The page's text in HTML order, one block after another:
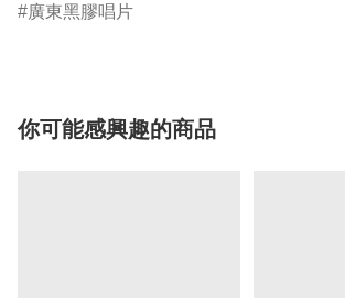
廣東黑膠唱片
你可能感興趣的商品